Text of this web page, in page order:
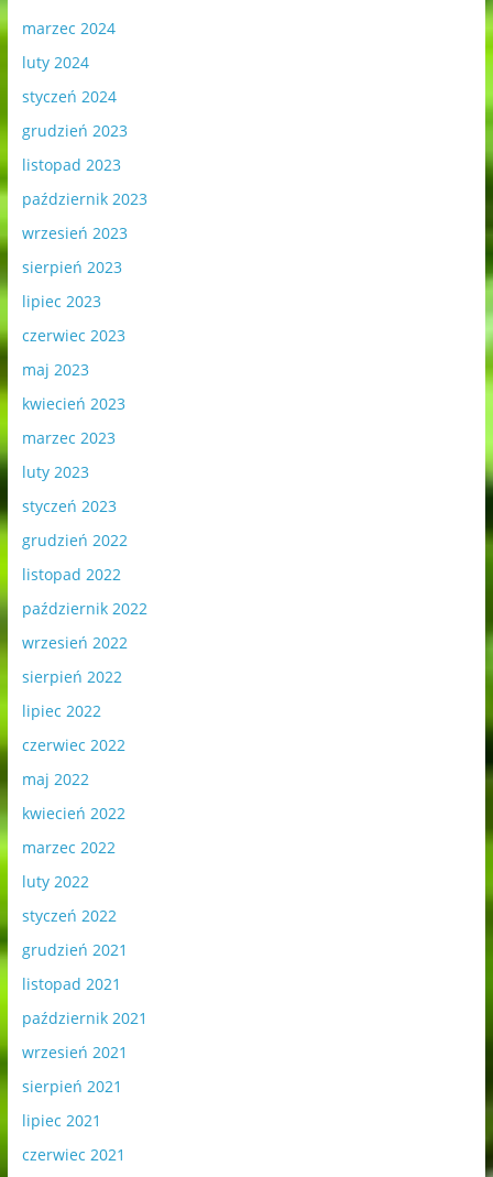
marzec 2024
luty 2024
styczeń 2024
grudzień 2023
listopad 2023
październik 2023
wrzesień 2023
sierpień 2023
lipiec 2023
czerwiec 2023
maj 2023
kwiecień 2023
marzec 2023
luty 2023
styczeń 2023
grudzień 2022
listopad 2022
październik 2022
wrzesień 2022
sierpień 2022
lipiec 2022
czerwiec 2022
maj 2022
kwiecień 2022
marzec 2022
luty 2022
styczeń 2022
grudzień 2021
listopad 2021
październik 2021
wrzesień 2021
sierpień 2021
lipiec 2021
czerwiec 2021